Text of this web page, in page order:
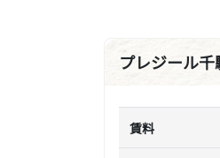
プレジール
賃料